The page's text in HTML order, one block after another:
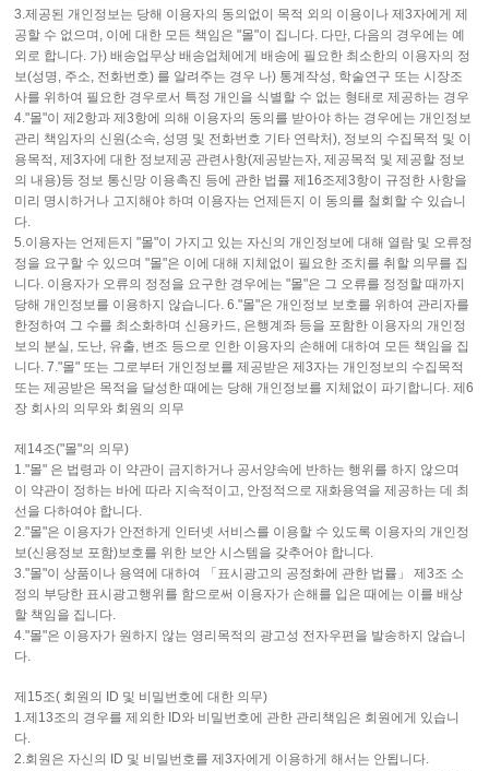
3.제공된 개인정보는 당해 이용자의 동의없이 목적 외의 이용이나 제3자에게 제
공할 수 없으며, 이에 대한 모든 책임은 "몰"이 집니다. 다만, 다음의 경우에는 예
외로 합니다. 가) 배송업무상 배송업체에게 배송에 필요한 최소한의 이용자의 정
보(성명, 주소, 전화번호) 를 알려주는 경우 나) 통계작성, 학술연구 또는 시장조
사를 위하여 필요한 경우로서 특정 개인을 식별할 수 없는 형태로 제공하는 경우
4."몰"이 제2항과 제3항에 의해 이용자의 동의를 받아야 하는 경우에는 개인정보
관리 책임자의 신원(소속, 성명 및 전화번호 기타 연락처), 정보의 수집목적 및 이
용목적, 제3자에 대한 정보제공 관련사항(제공받는자, 제공목적 및 제공할 정보
의 내용)등 정보 통신망 이용촉진 등에 관한 법률 제16조제3항이 규정한 사항을
미리 명시하거나 고지해야 하며 이용자는 언제든지 이 동의를 철회할 수 있습니
다.
5.이용자는 언제든지 "몰"이 가지고 있는 자신의 개인정보에 대해 열람 및 오류정
정을 요구할 수 있으며 "몰"은 이에 대해 지체없이 필요한 조치를 취할 의무를 집
니다. 이용자가 오류의 정정을 요구한 경우에는 "몰"은 그 오류를 정정할 때까지
당해 개인정보를 이용하지 않습니다. 6."몰"은 개인정보 보호를 위하여 관리자를
한정하여 그 수를 최소화하며 신용카드, 은행계좌 등을 포함한 이용자의 개인정
보의 분실, 도난, 유출, 변조 등으로 인한 이용자의 손해에 대하여 모든 책임을 집
니다. 7."몰" 또는 그로부터 개인정보를 제공받은 제3자는 개인정보의 수집목적
또는 제공받은 목적을 달성한 때에는 당해 개인정보를 지체없이 파기합니다. 제6
장 회사의 의무와 회원의 의무
제14조("몰"의 의무)
1."몰" 은 법령과 이 약관이 금지하거나 공서양속에 반하는 행위를 하지 않으며
이 약관이 정하는 바에 따라 지속적이고, 안정적으로 재화용역을 제공하는 데 최
선을 다하여야 합니다.
2."몰"은 이용자가 안전하게 인터넷 서비스를 이용할 수 있도록 이용자의 개인정
보(신용정보 포함)보호를 위한 보안 시스템을 갖추어야 합니다.
3."몰"이 상품이나 용역에 대하여 「표시광고의 공정화에 관한 법률」 제3조 소
정의 부당한 표시광고행위를 함으로써 이용자가 손해를 입은 때에는 이를 배상
할 책임을 집니다.
4."몰"은 이용자가 원하지 않는 영리목적의 광고성 전자우편을 발송하지 않습니
다.
제15조( 회원의 ID 및 비밀번호에 대한 의무)
1.제13조의 경우를 제외한 ID와 비밀번호에 관한 관리책임은 회원에게 있습니
다.
2.회원은 자신의 ID 및 비밀번호를 제3자에게 이용하게 해서는 안됩니다.